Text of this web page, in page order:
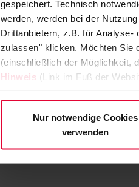
gespeichert. Technisch
werden, werden bei der
Drittanbietern, z.B. für Analyse-
zulassen" klicken. Möchten Sie
(einschließlich der Möglichkeit,
Hinweis (Link im Fuß der
Nur notwendige Cookies
verwenden